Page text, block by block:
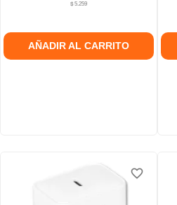
$ 5.259
AÑADIR AL CARRITO
favorite_border
favorite_border
favorite_border